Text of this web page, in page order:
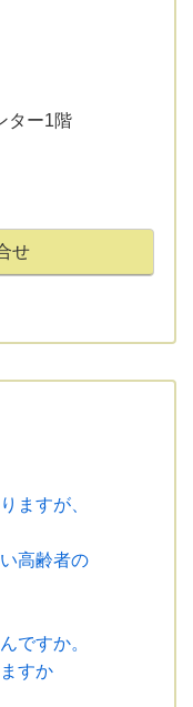
ター1階
ますが、
高齢者の
ですか。
すか